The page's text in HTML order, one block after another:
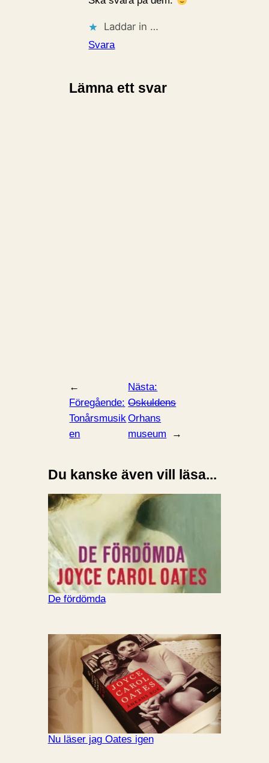
Laddar in …
Svara
Lämna ett svar
←
Föregående:
Tonårsmusik
en
Nästa:
Oskuldens
Orhans
museum
→
Du kanske även vill läsa...
De fördömda
Nu läser jag Oates igen